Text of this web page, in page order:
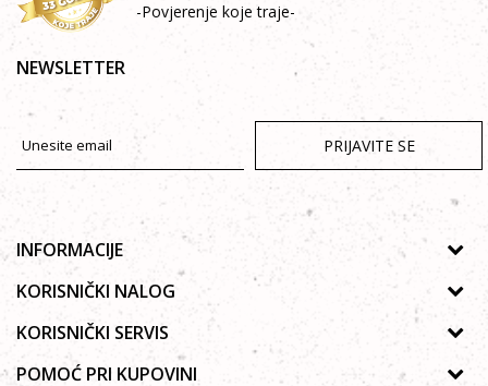
-Povjerenje koje traje-
NEWSLETTER
PRIJAVITE SE
INFORMACIJE
O nama
Galerija
Saradnja
KORISNIČKI NALOG
Uputstvo za registraciju
Zaboravljena lozinka
KORISNIČKI SERVIS
Politika privatnosti
POMOĆ PRI KUPOVINI